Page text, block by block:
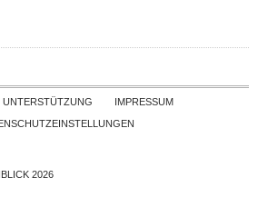
Skip to content
UNTERSTÜTZUNG
IMPRESSUM
2026